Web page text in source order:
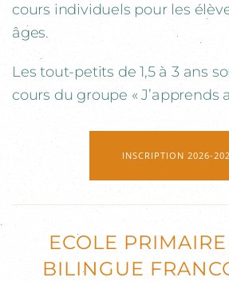
cours individuels pour les
âges.
Les tout-petits de 1,5 à 3 ans
cours du groupe « J’apprends
INSCRIPTION 2026-
ECOLE
BILINGUE